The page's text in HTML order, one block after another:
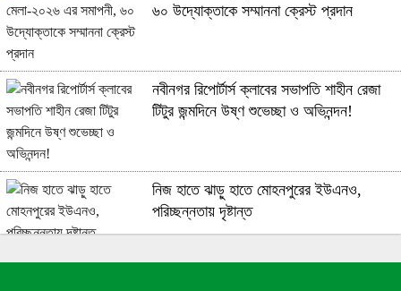
৬০ উদ্যোক্তাকে সম্মাননা ক্রেস্ট প্রদান
নবীনগর রিপোর্টার্স ক্লাবের সভাপতি শাহীন রেজা
টিটুর জন্মদিনে উষ্ণ শুভেচ্ছা ও অভিনন্দন!
নিজ হাতে ঝাড়ু হাতে মোহনপুরের ইউএনও,
পরিচ্ছন্নতায় দৃষ্টান্ত
রাজশাহী ব্যাটালিয়ন (১ বিজিবি কর্তৃক রাজশাহী